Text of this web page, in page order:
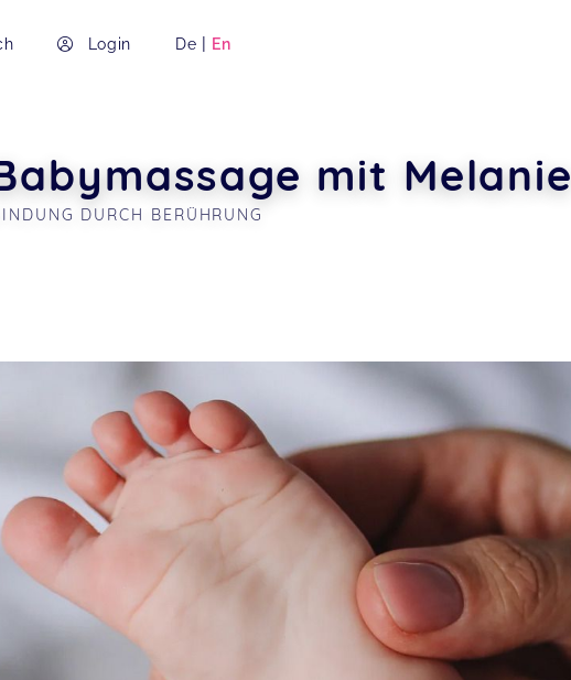
Login De | En
mit Melanie
DURCH BERÜHRUNG